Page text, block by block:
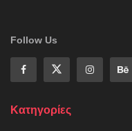
Follow Us
Κατηγορίες